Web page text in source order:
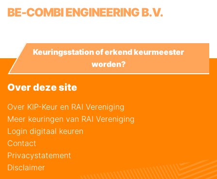
BE-COMBI ENGINEERING B.V.
Over deze site
Over KIP-Keur en RAI Vereniging
Meer keuringen van RAI Vereniging
Login digitaal keuren
Contact
Privacystatement
Disclaimer
Keuringsstation of erkend keurmeester
worden?